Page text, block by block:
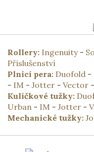
Rollery: Ingenuity-
Příslušenství
Plnicí pera: Duofold -
- IM - Jotter - Vector -
Kuličkové tužky:
Urban - IM - Jotter -
Mechanické tužky: